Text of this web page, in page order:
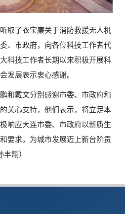
取了衣宝廉关于消防救援无人机
、市政府，向各位科技工作者代
科技工作者长期以来积极开展科
发展表示衷心感谢。
和戴文分别感谢市委、市政府和
关心支持，他们表示，将立足本
响应大连市委、市政府以新质生
要求，为城市发展迈上新台阶贡
翔）